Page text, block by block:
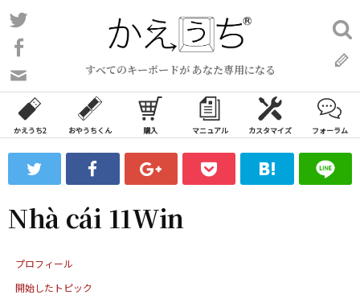
コ
ン
ン
ツ
ス
ッ
プ
すべてのキーボードが あなた専用になる
い
合
わ
フ
ォ
ム
検
索:
かえうち2 おやうちくん 購入 マニュアル カスタマイズ フォーラム
Nhà cái 11Win
プロフィール
開始したトピック